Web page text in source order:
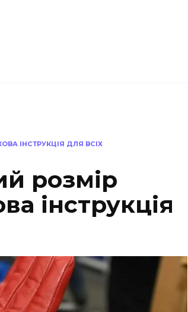
ІНСТРУКЦІЯ ДЛЯ ВСІХ
розмір
інструкція